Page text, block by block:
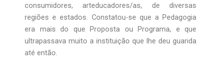
consumidores, arteducadores/as, de diversas
regiões e estados. Constatou-se que a Pedagogia
era mais do que Proposta ou Programa, e que
ultrapassava muito a instituição que lhe deu guarida
até então.